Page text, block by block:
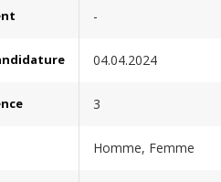
-
04.04.2024
3
Homme, Femme